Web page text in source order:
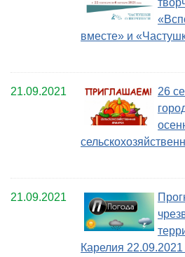
вместе» и
21.09.2021
26
21.09.2021
Карелия 22.09.2021